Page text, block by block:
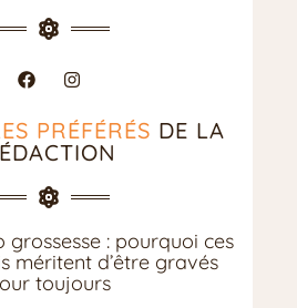
PRÉFÉRÉS DE LA
: pourquoi ces
méritent d’être gravés
toujours